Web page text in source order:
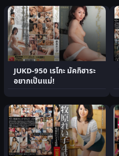
JUKD-950 เรโกะ มัคกิฮาระ
อยากเป็นแม่!